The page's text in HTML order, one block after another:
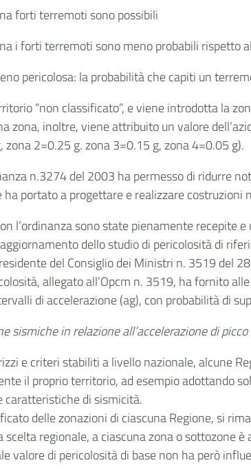
forti terremoti sono possibili
i forti terremoti sono meno probabili rispetto
pericolosa: la probabilità che capiti un
“non classificato”, e viene introdotta la
zona, inoltre, viene attribuito un valore
zona 2=0.25 g. zona 3=0.15 g, zona 4=0.05 g).
n.3274 del 2003 ha permesso di ridurre
portato a progettare e realizzare costruzioni
l’ordinanza sono state pienamente recepite
dello studio di pericolosità di
del Consiglio dei Ministri n. 3519 del
allegato all’Opcm n. 3519, ha fornito
di accelerazione (ag), con probabilità di
sismiche in relazione all’accelerazione di
e criteri stabiliti a livello nazionale, alcune
il proprio territorio, ad esempio adottando
caratteristiche di sismicità.
delle zonazioni di ciascuna Regione, si
scelta regionale, a ciascuna zona o sottozone
valore di pericolosità di base non ha però